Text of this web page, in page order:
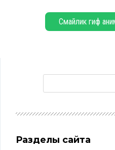
Смайлик гиф
Разделы сайта